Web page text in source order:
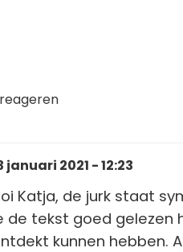
januari 2021 - 12:23
Katja, de jurk staat
de tekst goed gelezen
kunnen hebben.